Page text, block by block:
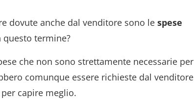
dovute anche dal venditore sono le spese
questo termine?
che non sono strettamente necessarie per
comunque essere richieste dal venditore
capire meglio.